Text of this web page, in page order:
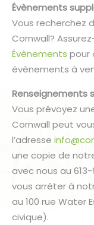
Évènements
Vous recherchez
Cornwall?
Évènements pour
évènements à
Renseignements
Vous prévoyez
Cornwall peut
l’adresse
une copie de
avec nous au
vous arrêter à
au 100 rue Water
civique).